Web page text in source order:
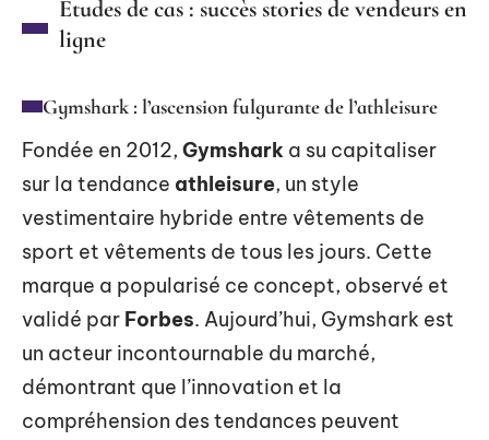
Études de cas : succès stories de vendeurs en
ligne
Gymshark : l’ascension fulgurante de l’athleisure
Fondée en 2012, Gymshark a su capitaliser
sur la tendance athleisure, un style
vestimentaire hybride entre vêtements de
sport et vêtements de tous les jours. Cette
marque a popularisé ce concept, observé et
validé par Forbes. Aujourd’hui, Gymshark est
un acteur incontournable du marché,
démontrant que l’innovation et la
compréhension des tendances peuvent